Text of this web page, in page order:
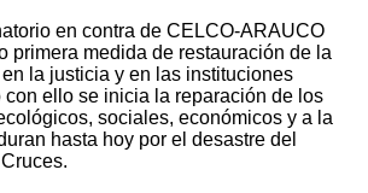
en contra de CELCO-ARAUCO
primera medida de restauración de la
la justicia y en las instituciones
ello se inicia la reparación de los
sociales, económicos y a la
hasta hoy por el desastre del